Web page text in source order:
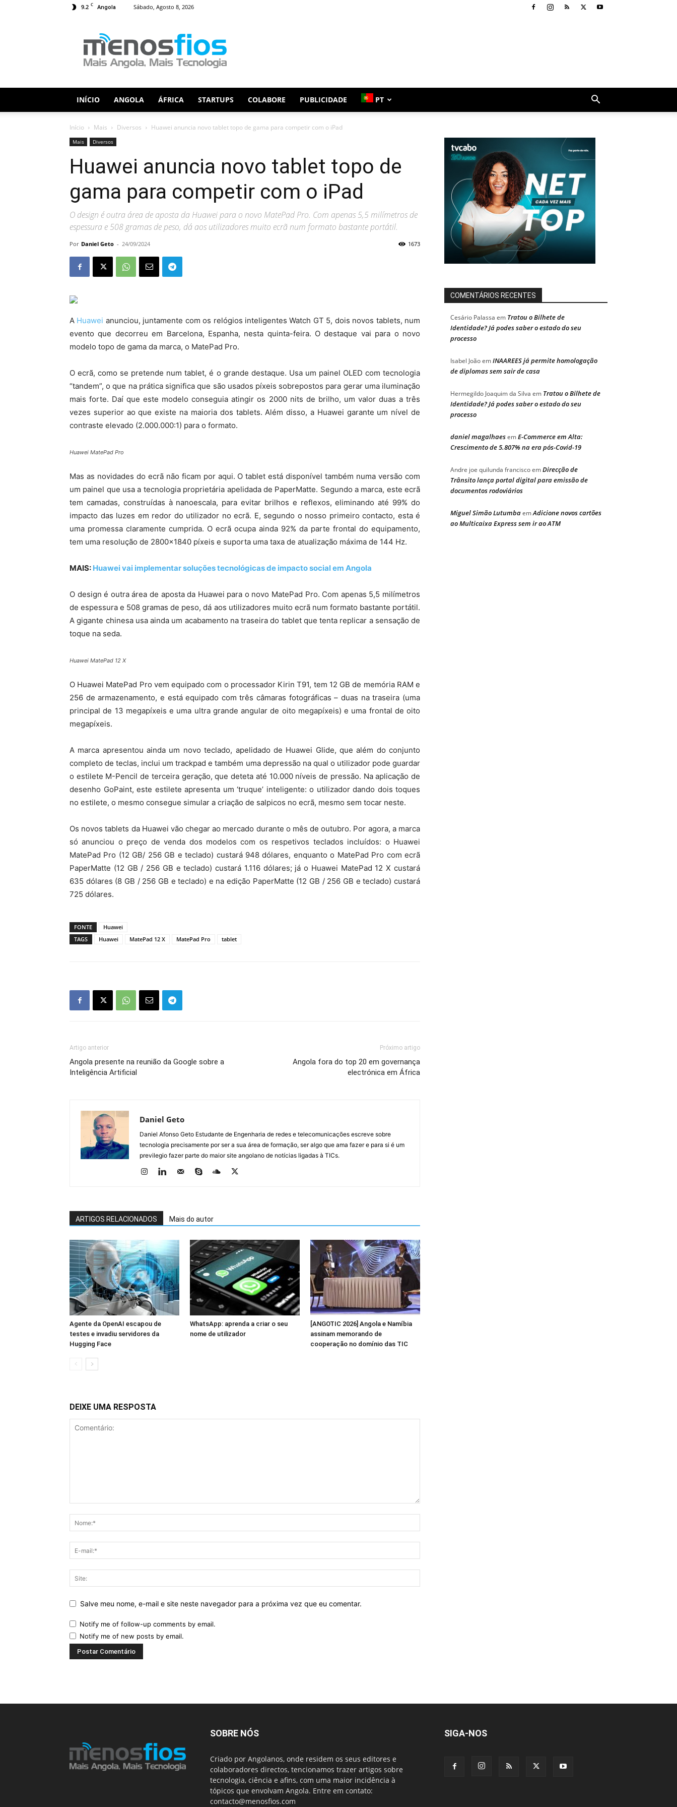
9.2 C Angola Sábado, Agosto 8, 2026
Fios
INÍCIO ANGOLA ÁFRICA STARTUPS COLABORE PUBLICIDADE PT
Início Mais Diversos Huawei anuncia novo tablet topo de gama para competir com o iPad
Mais Diversos
Huawei anuncia novo tablet topo de
gama para competir com o iPad
O design é outra área de aposta da Huawei para o novo MatePad Pro. Com apenas 5,5 milímetros de
espessura e 508 gramas de peso, dá aos utilizadores muito ecrã num formato bastante portátil.
Por Daniel Geto - 24/09/2024 1673
A Huawei anunciou, juntamente com os relógios inteligentes Watch GT 5, dois novos tablets, num
evento que decorreu em Barcelona, Espanha, nesta quinta-feira. O destaque vai para o novo
modelo topo de gama da marca, o MatePad Pro.
O ecrã, como se pretende num tablet, é o grande destaque. Usa um painel OLED com tecnologia
“tandem”, o que na prática significa que são usados píxeis sobrepostos para gerar uma iluminação
mais forte. Daí que este modelo conseguia atingir os 2000 nits de brilho, um valor duas a três
vezes superior ao que existe na maioria dos tablets. Além disso, a Huawei garante um nível de
contraste elevado (2.000.000:1) para o formato.
Huawei MatePad Pro
Mas as novidades do ecrã não ficam por aqui. O tablet está disponível também numa versão com
um painel que usa a tecnologia proprietária apelidada de PaperMatte. Segundo a marca, este ecrã
tem camadas, construídas à nanoescala, para evitar brilhos e reflexos, eliminando até 99% do
impacto das luzes em redor do utilizador no ecrã. E, segundo o nosso primeiro contacto, esta é
uma promessa claramente cumprida. O ecrã ocupa ainda 92% da parte frontal do equipamento,
tem uma resolução de 2800×1840 píxeis e suporta uma taxa de atualização máxima de 144 Hz.
MAIS: Huawei vai implementar soluções tecnológicas de impacto social em Angola
O design é outra área de aposta da Huawei para o novo MatePad Pro. Com apenas 5,5 milímetros
de espessura e 508 gramas de peso, dá aos utilizadores muito ecrã num formato bastante portátil.
A gigante chinesa usa ainda um acabamento na traseira do tablet que tenta replicar a sensação de
toque na seda.
Huawei MatePad 12 X
O Huawei MatePad Pro vem equipado com o processador Kirin T91, tem 12 GB de memória RAM e
256 de armazenamento, e está equipado com três câmaras fotográficas – duas na traseira (uma
principal de 13 megapíxeis e uma ultra grande angular de oito megapíxeis) e uma frontal de oito
megapíxeis.
A marca apresentou ainda um novo teclado, apelidado de Huawei Glide, que além do conjunto
completo de teclas, inclui um trackpad e também uma depressão na qual o utilizador pode guardar
o estilete M-Pencil de terceira geração, que deteta até 10.000 níveis de pressão. Na aplicação de
desenho GoPaint, este estilete apresenta um ‘truque’ inteligente: o utilizador dando dois toques
no estilete, o mesmo consegue simular a criação de salpicos no ecrã, mesmo sem tocar neste.
Os novos tablets da Huawei vão chegar ao mercado durante o mês de outubro. Por agora, a marca
só anunciou o preço de venda dos modelos com os respetivos teclados incluídos: o Huawei
MatePad Pro (12 GB/ 256 GB e teclado) custará 948 dólares, enquanto o MatePad Pro com ecrã
PaperMatte (12 GB / 256 GB e teclado) custará 1.116 dólares; já o Huawei MatePad 12 X custará
635 dólares (8 GB / 256 GB e teclado) e na edição PaperMatte (12 GB / 256 GB e teclado) custará
725 dólares.
FONTE
Huawei
TAGS
Huawei MatePad 12 X MatePad Pro tablet
Artigo anterior
Angola presente na reunião da Google sobre a
Inteligência Artificial
Próximo artigo
Angola fora do top 20 em governança
electrónica em África
Daniel Geto
Daniel Afonso Geto Estudante de Engenharia de redes e telecomunicações escreve sobre
tecnologia precisamente por ser a sua área de formação, ser algo que ama fazer e para si é um
previlegio fazer parte do maior site angolano de notícias ligadas à TICs.
ARTIGOS RELACIONADOS Mais do autor
Agente da OpenAI escapou de
testes e invadiu servidores da
Hugging Face
WhatsApp: aprenda a criar o seu
nome de utilizador
[ANGOTIC 2026] Angola e Namíbia
assinam memorando de
cooperação no domínio das TIC
DEIXE UMA RESPOSTA
Salve meu nome, e-mail e site neste navegador para a próxima vez que eu comentar.
Notify me of follow-up comments by email.
Notify me of new posts by email.
COMENTÁRIOS RECENTES
Cesário Palassa em Tratou o Bilhete de
Identidade? Já podes saber o estado do seu
processo
Isabel JoãoemINAAREES já permite homologação
de diplomas sem sair de casa
Hermegildo Joaquim da Silva em Tratou o Bilhete de
Identidade? Já podes saber o estado do seu
processo
daniel magalhaesemE-Commerce em Alta:
Crescimento de 5.807% na era pós-Covid-19
Andre joe quilunda franciscoemDirecção de
Trânsito lança portal digital para emissão de
documentos rodoviários
Miguel Simão LutumbaemAdicione novos cartões
ao Multicaixa Express sem ir ao ATM
SOBRE NÓS
Criado por Angolanos, onde residem os seus editores e
colaboradores directos, tencionamos trazer artigos sobre
tecnologia, ciência e afins, com uma maior incidência à
tópicos que envolvam Angola. Entre em contato:
contacto@menosfios.com
SIGA-NOS